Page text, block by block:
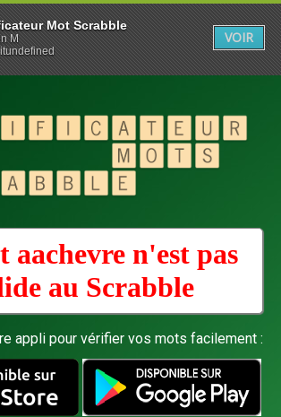
aachevre n'est pas
au Scrabble
appli pour vérifier vos mots facilement :
Mot Scrabble
M
VOIR